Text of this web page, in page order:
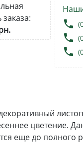
заказа:
local_phone
local_phone
local_phone
цветение.
еще до полного